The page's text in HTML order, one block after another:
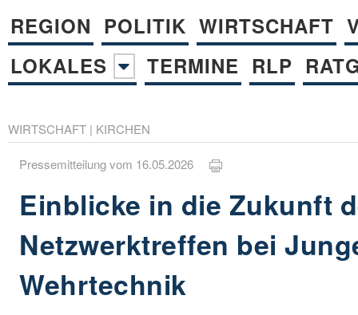
REGION POLITIK WIRTSCHAFT
LOKALES
TERMINE RLP
WIRTSCHAFT | KIRCHEN
Pressemitteilung vom 16.05.2026
Einblicke in die Zukunft
Netzwerktreffen bei
Wehrtechnik